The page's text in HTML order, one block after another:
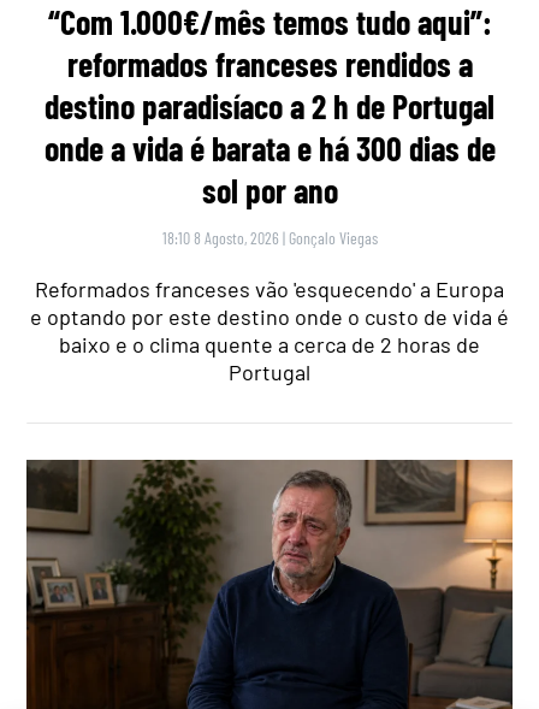
“Com 1.000€/mês temos tudo aqui”:
reformados franceses rendidos a
destino paradisíaco a 2 h de Portugal
onde a vida é barata e há 300 dias de
sol por ano
18:10 8 Agosto, 2026 | Gonçalo Viegas
Reformados franceses vão 'esquecendo' a Europa
e optando por este destino onde o custo de vida é
baixo e o clima quente a cerca de 2 horas de
Portugal